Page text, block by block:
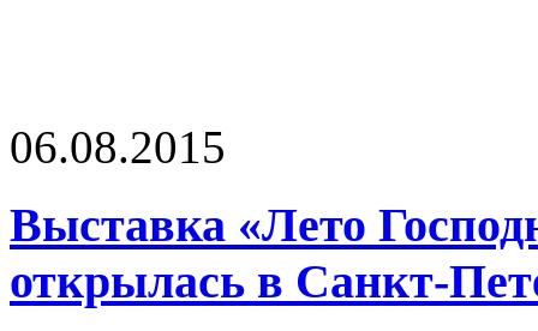
06.08.2015
Выставка «Лето
открылась в Санкт-